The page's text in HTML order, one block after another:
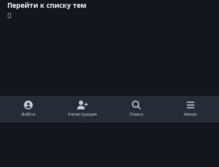
Перейти к списку тем
Войти Регистрация Поиск Меню